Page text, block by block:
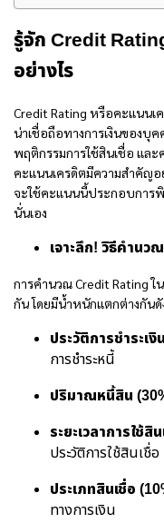
รู้จักCredit
อย่างไร
Credit Rating หรือคะแนน
น่าเชื่อถือทางการเงินของบุ
พฤติกรรมการใช้สินเชื่อ และ
คะแนนเครดิตมีความสำคัญอ
จะใช้คะแนนนี้ประกอบการ
นั่นเอง
เจาะลึก! วิธีคำน
การคำนวณ Credit Rating
กัน โดยมีน้ำหนักแตกต่างกัน
ประวัติการชำระเงิ
การชำระหนี้
ปริมาณหนี้สิน
ระยะเวลาการใช้สิ
ประวัติการใช้สินเชื่อ
ประเภทสินเชื่อ
ทางการเงิน